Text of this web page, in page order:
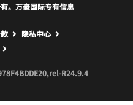
。万豪国际专有信息
隐私中心
窗口
R24.9.4